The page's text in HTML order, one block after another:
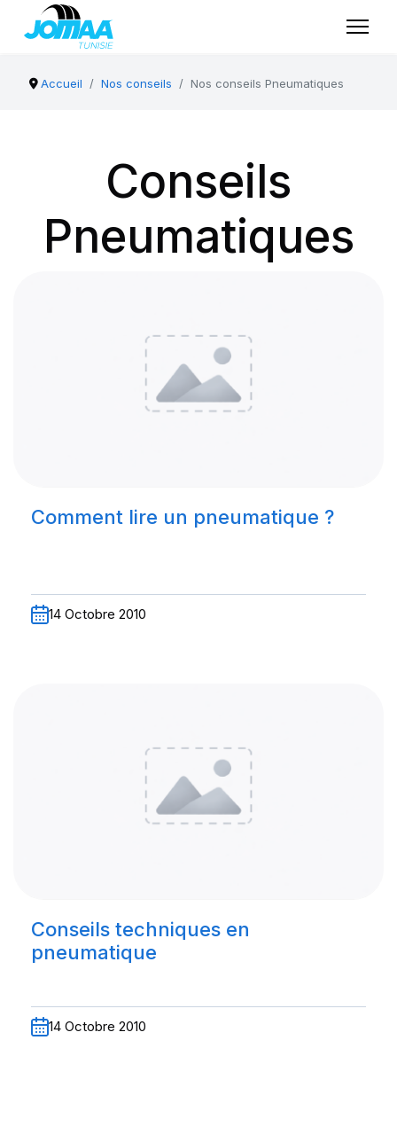
Accueil Nos conseils Nos conseils Pneumatiques
Conseils
Pneumatiques
Comment lire un pneumatique ?
14 Octobre 2010
Conseils techniques en
pneumatique
14 Octobre 2010